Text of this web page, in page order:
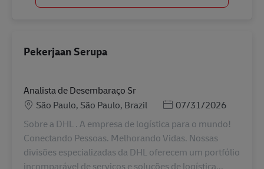
Pekerjaan Serupa
Analista de Desembaraço Sr
LokasiSão Paulo, São Paulo, Brazil Posted Date
07/31/2026
Sobre a DHL . A empresa de logística para o mundo!
Conectando Pessoas. Melhorando Vidas. Nossas
divisões especializadas da DHL oferecem um portfólio
incomparável de serviços e soluções de logística...